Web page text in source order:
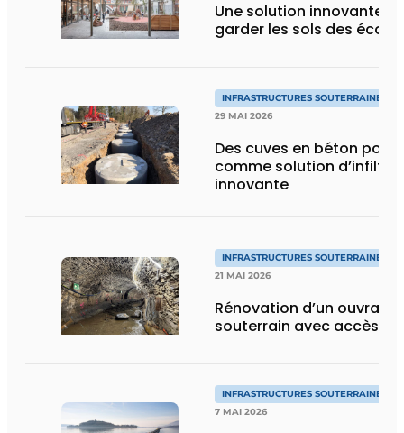
Une solution innovante
garder les sols des
INFRASTRUCTURES SOUTERRAINES
29 MAI 2026
Des cuves en béton
comme solution
innovante
INFRASTRUCTURES SOUTERRAINES
21 MAI 2026
Rénovation d’un ouvrage
souterrain avec accès
INFRASTRUCTURES SOUTERRAINES
7 MAI 2026